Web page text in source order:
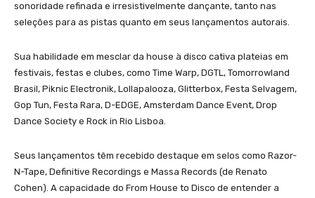
sonoridade refinada e irresistivelmente dançante, tanto nas
seleções para as pistas quanto em seus lançamentos autorais.
Sua habilidade em mesclar da house à disco cativa plateias em
festivais, festas e clubes, como Time Warp, DGTL, Tomorrowland
Brasil, Piknic Electronik, Lollapalooza, Glitterbox, Festa Selvagem,
Gop Tun, Festa Rara, D-EDGE, Amsterdam Dance Event, Drop
Dance Society e Rock in Rio Lisboa.
Seus lançamentos têm recebido destaque em selos como Razor-
N-Tape, Definitive Recordings e Massa Records (de Renato
Cohen). A capacidade do From House to Disco de entender a